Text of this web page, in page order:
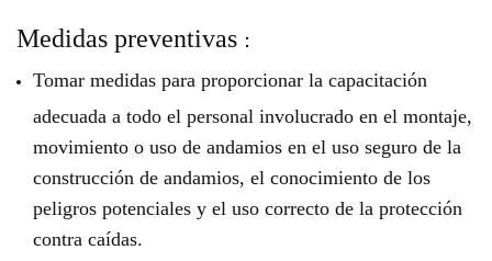
Medidas preventivas ：
Tomar medidas para proporcionar la capacitación
adecuada a todo el personal involucrado en el montaje,
movimiento o uso de andamios en el uso seguro de la
construcción de andamios, el conocimiento de los
peligros potenciales y el uso correcto de la protección
contra caídas.